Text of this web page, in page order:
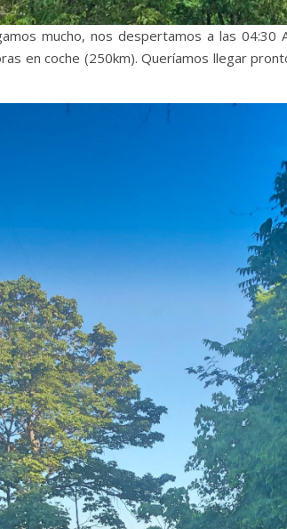
mucho, nos despertamos a las
en coche (250km). Queríamos llegar